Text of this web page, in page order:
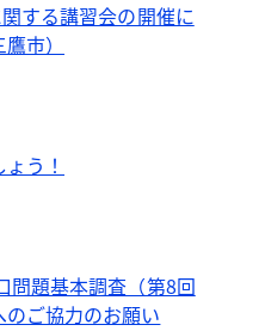
する講習会の開催に
市）
う！
問題基本調査（第8回
ご協力のお願い